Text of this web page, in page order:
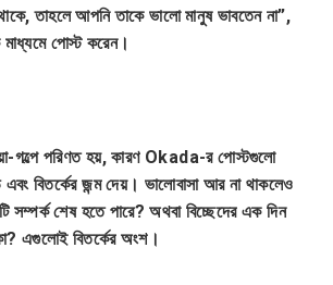
তাহলে আপনি তাকে ভালো মানুষ ভাবতেন না”,
পোস্ট করেন।
গল্পে পরিণত হয়, কারণ Okada-র পোস্টগুলো
বিতর্কের জন্ম দেয়। ভালোবাসা আর না থাকলেও
সম্পর্ক শেষ হতে পারে? অথবা বিচ্ছেদের এক দিন
এগুলোই বিতর্কের অংশ।